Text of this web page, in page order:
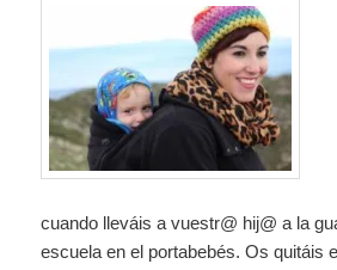
cuando lleváis a vuestr@ hij@ a la
escuela en el portabebés. Os quitáis